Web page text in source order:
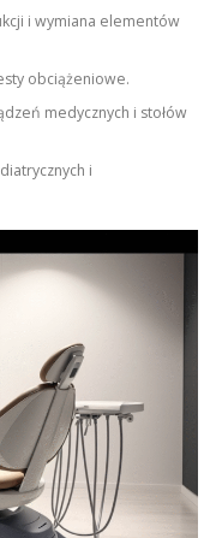
i wymiana elementów
obciążeniowe.
medycznych i stołów
i